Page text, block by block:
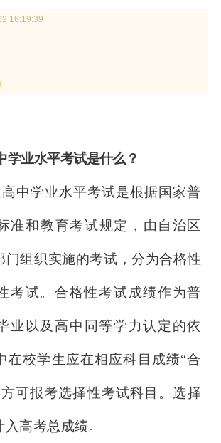
16:19:39
学业水平考试是什么？
中学业水平考试是根据国家普
准和教育考试规定，由自治区
门组织实施的考试 ，分为合格性
考试。合格性考试成绩作为普
业以及高中同等学力认定的依
在校学生应在相应科目成绩“合
可报考选择性考试科目。选择
入高考总 成绩。